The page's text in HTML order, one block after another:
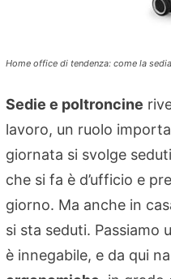
Home office di tendenza: come la
Sedie e poltroncine
lavoro, un ruolo
giornata si svolge
che si fa è d’ufficio e
giorno. Ma anche in
si sta seduti. Passiamo
è innegabile, e da qui